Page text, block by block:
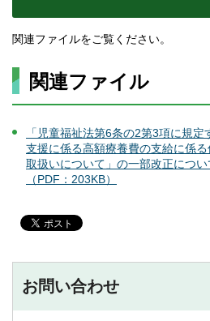
関連ファイルをご覧ください。
関連ファイル
「 児童福祉法第6条の2第3項に規定
支援に係る高額療養費の支給に係
取扱いについて」の一部改正につい
（PDF：203KB）
お問い合わせ